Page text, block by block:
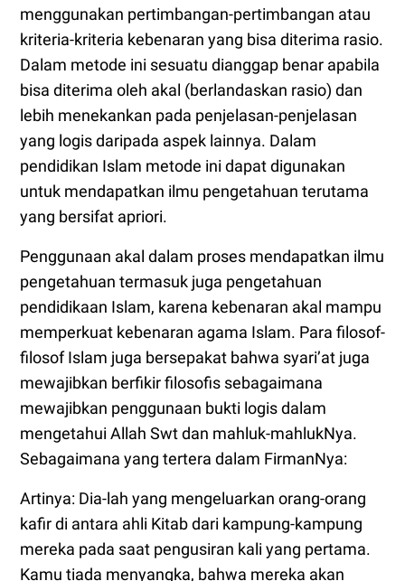
menggunakan pertimbangan-pertimbangan atau
kriteria-kriteria kebenaran yang bisa diterima rasio.
Dalam metode ini sesuatu dianggap benar apabila
bisa diterima oleh akal (berlandaskan rasio) dan
lebih menekankan pada penjelasan-penjelasan
yang logis daripada aspek lainnya. Dalam
pendidikan Islam metode ini dapat digunakan
untuk mendapatkan ilmu pengetahuan terutama
yang bersifat apriori.
Penggunaan akal dalam proses mendapatkan ilmu
pengetahuan termasuk juga pengetahuan
pendidikaan Islam, karena kebenaran akal mampu
memperkuat kebenaran agama Islam. Para filosof-
filosof Islam juga bersepakat bahwa syari’at juga
mewajibkan berfikir filosofis sebagaimana
mewajibkan penggunaan bukti logis dalam
mengetahui Allah Swt dan mahluk-mahlukNya.
Sebagaimana yang tertera dalam FirmanNya:
Artinya: Dia-lah yang mengeluarkan orang-orang
kafir di antara ahli Kitab dari kampung-kampung
mereka pada saat pengusiran kali yang pertama.
Kamu tiada menyangka, bahwa mereka akan